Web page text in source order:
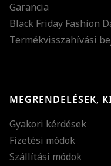
Garancia
Black Friday Fashion
Termékvisszahívási
MEGRENDELÉSEK,
Gyakori kérdések
Fizetési módok
Szállítási módok